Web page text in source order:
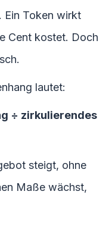
Ein Token wirkt
Cent kostet. Doch
lautet:
÷ zirkulierendes
steigt, ohne
Maße wächst,